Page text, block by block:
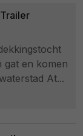
Trailer
gat en komen
At...